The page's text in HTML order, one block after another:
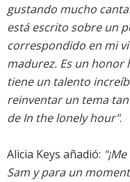
gustando mucho
está escrito sobre un
correspondido en mi
madurez. Es un honor
tiene un talento
reinventar un tema
de In the lonely hour".
Alicia Keys añadió:
Sam y para un